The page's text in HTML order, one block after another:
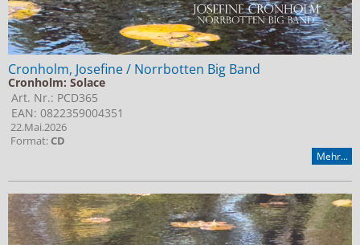
Cronholm, Josefine / Norrbotten Big Band
Cronholm: Solace
Art. Nr.: PCD365
EAN: 0822359004351
22.Mai.2026
Format:CD
Mehr...